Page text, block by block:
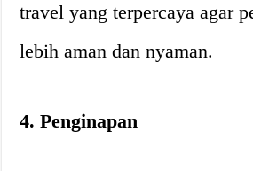
travel yang terpercaya agar
lebih aman dan nyaman.
4. Penginapan